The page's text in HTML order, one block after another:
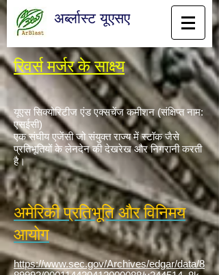
अर्ब्लास्ट यूएसए
रिवर्स मर्जर के साक्ष्य
यूएस सिक्योरिटीज एंड एक्सचेंज कमीशन (संक्षिप्त नाम:
एसईसी)
एक संघीय एजेंसी जो संयुक्त राज्य में स्टॉक जैसे
प्रतिभूतियों के लेनदेन की देखरेख और निगरानी करती
है।
अमेरिकी प्रतिभूति और विनिमय
आयोग
https://www.sec.gov/Archives/edgar/data/8